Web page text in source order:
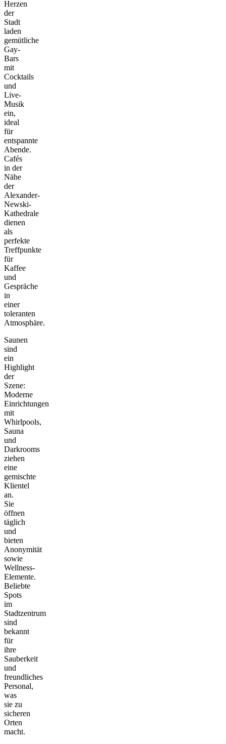
Herzen
der
Stadt
laden
gemütliche
Gay-
Bars
mit
Cocktails
und
Live-
Musik
ein,
ideal
für
entspannte
Abende.
Cafés
in der
Nähe
der
Alexander-
Newski-
Kathedrale
dienen
als
perfekte
Treffpunkte
für
Kaffee
und
Gespräche
in
einer
toleranten
Atmosphäre.
Saunen
sind
ein
Highlight
der
Szene:
Moderne
Einrichtungen
mit
Whirlpools,
Sauna
und
Darkrooms
ziehen
eine
gemischte
Klientel
an.
Sie
öffnen
täglich
und
bieten
Anonymität
sowie
Wellness-
Elemente.
Beliebte
Spots
im
Stadtzentrum
sind
bekannt
für
ihre
Sauberkeit
und
freundliches
Personal,
was
sie zu
sicheren
Orten
macht.